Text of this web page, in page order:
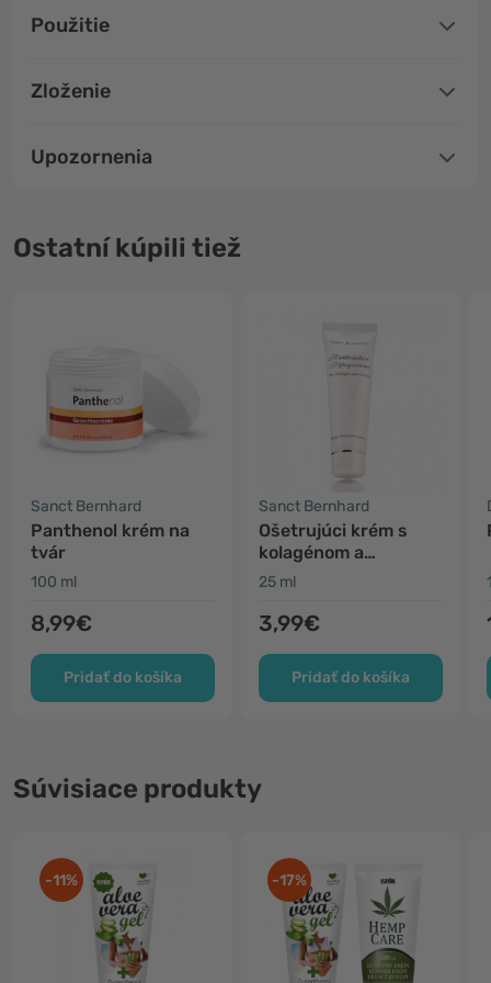
Použitie
Zloženie
Upozornenia
Ostatní kúpili tiež
Sanct Bernhard
Panthenol krém na
tvár
100 ml
8,99€
Pridať do košíka
Sanct Bernhard
Ošetrujúci krém s
kolagénom a
karoténom
25 ml
3,99€
Pridať do košíka
Súvisiace produkty
-11% -17%